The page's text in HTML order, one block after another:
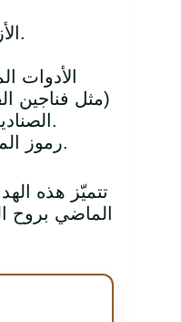
الأزياء التقليدية المصغرة.
الأدوات
(مثل فناجين
الصناديق الخشبية المنقوشة).
رموز المعمار والأماكن التراثية.
تتميّز هذه
الماضي بروح